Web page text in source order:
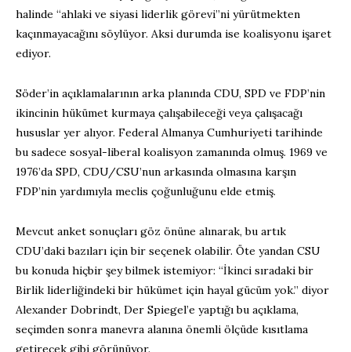
halinde “ahlaki ve siyasi liderlik görevi”ni yürütmekten
kaçınmayacağını söylüyor. Aksi durumda ise koalisyonu işaret
ediyor.
Söder’in açıklamalarının arka planında CDU, SPD ve FDP’nin
ikincinin hükümet kurmaya çalışabileceği veya çalışacağı
hususlar yer alıyor. Federal Almanya Cumhuriyeti tarihinde
bu sadece sosyal-liberal koalisyon zamanında olmuş. 1969 ve
1976’da SPD, CDU/CSU’nun arkasında olmasına karşın
FDP’nin yardımıyla meclis çoğunluğunu elde etmiş.
Mevcut anket sonuçları göz önüne alınarak, bu artık
CDU’daki bazıları için bir seçenek olabilir. Öte yandan CSU
bu konuda hiçbir şey bilmek istemiyor: “İkinci sıradaki bir
Birlik liderliğindeki bir hükümet için hayal gücüm yok.” diyor
Alexander Dobrindt, Der Spiegel’e yaptığı bu açıklama,
seçimden sonra manevra alanına önemli ölçüde kısıtlama
getirecek gibi görünüyor.